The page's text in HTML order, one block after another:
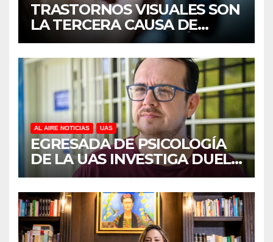
TRASTORNOS VISUALES SON
LA TERCERA CAUSA DE
DISCAPACIDAD EN MÉXICO,
REVELA ESTUDIO DEL
CIDOCS DE LA UAS
AL AIRE NOTICIAS UAS
EGRESADA DE PSICOLOGÍA
DE LA UAS INVESTIGA DUELO
ANTICIPADO Y SOBRECARGA
EN CUIDADORES DE
ADULTOS MAYORES